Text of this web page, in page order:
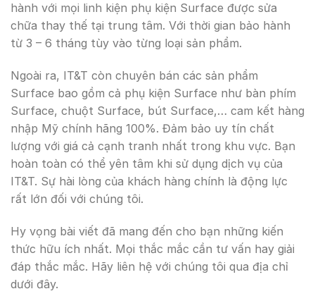
hành với mọi linh kiện phụ kiện Surface được sửa
chữa thay thế tại trung tâm. Với thời gian bảo hành
từ 3 – 6 tháng tùy vào từng loại sản phẩm.
Ngoài ra, IT&T còn chuyên bán các sản phẩm
Surface bao gồm cả phụ kiện Surface như bàn phím
Surface, chuột Surface, bút Surface,… cam kết hàng
nhập Mỹ chính hãng 100%. Đảm bảo uy tín chất
lượng với giá cả cạnh tranh nhất trong khu vực. Bạn
hoàn toàn có thể yên tâm khi sử dụng dịch vụ của
IT&T. Sự hài lòng của khách hàng chính là động lực
rất lớn đối với chúng tôi.
Hy vọng bài viết đã mang đến cho bạn những kiến
thức hữu ích nhất. Mọi thắc mắc cần tư vấn hay giải
đáp thắc mắc. Hãy liên hệ với chúng tôi qua địa chỉ
dưới đây.